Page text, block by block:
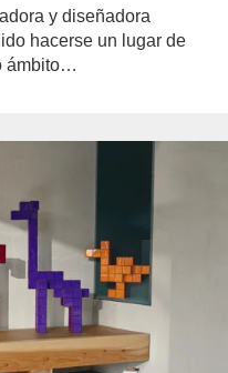
y diseñadora
hacerse un lugar de
ámbito…